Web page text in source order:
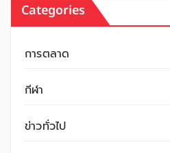
Categories
การตลาด
กีฬา
ข่าวทั่วไป